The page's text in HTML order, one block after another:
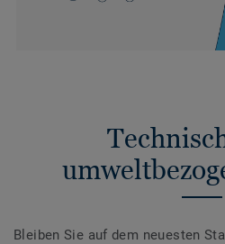
Bleiben Sie auf dem neuesten